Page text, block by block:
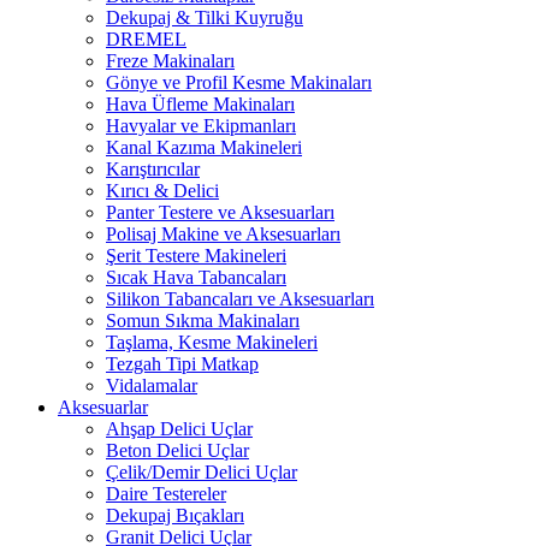
Dekupaj & Tilki Kuyruğu
DREMEL
Freze Makinaları
Gönye ve Profil Kesme Makinaları
Hava Üfleme Makinaları
Havyalar ve Ekipmanları
Kanal Kazıma Makineleri
Karıştırıcılar
Kırıcı & Delici
Panter Testere ve Aksesuarları
Polisaj Makine ve Aksesuarları
Şerit Testere Makineleri
Sıcak Hava Tabancaları
Silikon Tabancaları ve Aksesuarları
Somun Sıkma Makinaları
Taşlama, Kesme Makineleri
Tezgah Tipi Matkap
Vidalamalar
Aksesuarlar
Ahşap Delici Uçlar
Beton Delici Uçlar
Çelik/Demir Delici Uçlar
Daire Testereler
Dekupaj Bıçakları
Granit Delici Uçlar